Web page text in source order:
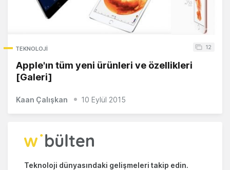
TEKNOLOJI 12
Apple'ın tüm yeni ürünleri ve özellikleri
[Galeri]
Kaan Çalışkan 10 Eylül 2015
Teknoloji dünyasındaki gelişmeleri takip edin.